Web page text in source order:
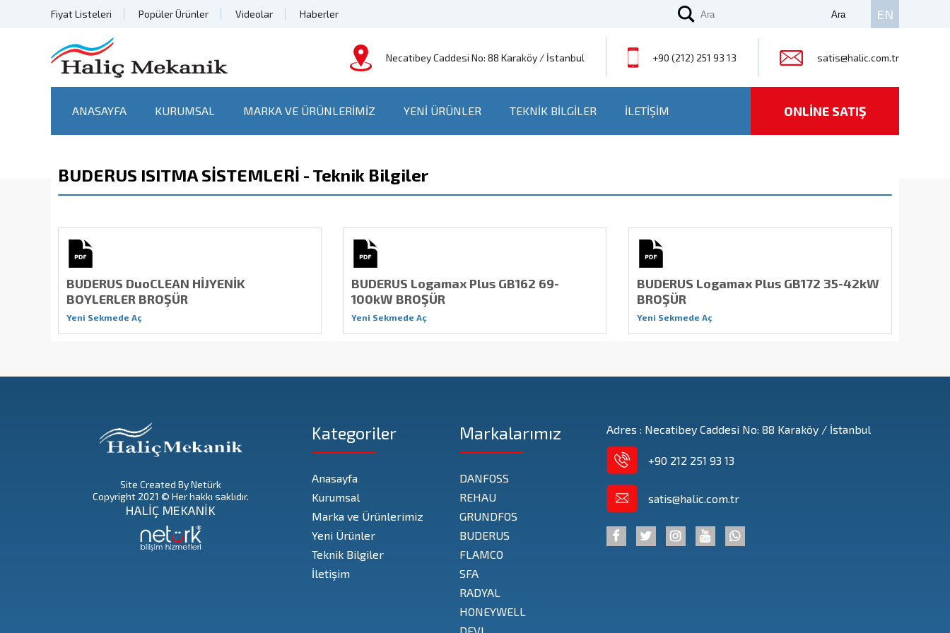
Fiyat Listeleri Popüler Ürünler Videolar Haberler EN
Necatibey Caddesi No: 88 Karaköy / İstanbul +90 (212) 251 93 13 satis@halic.com.tr
ANASAYFA KURUMSAL MARKA VE ÜRÜNLERİMİZ YENİ ÜRÜNLER TEKNİK BİLGİLER İLETİŞİM ONLİNE SATIŞ
BUDERUS ISITMA SİSTEMLERİ - Teknik Bilgiler
BUDERUS DuoCLEAN HİJYENİK
BOYLERLER BROŞÜR
Yeni Sekmede Aç
BUDERUS Logamax Plus GB162 69-
100kW BROŞÜR
Yeni Sekmede Aç
BUDERUS Logamax Plus GB172 35-42kW
BROŞÜR
Yeni Sekmede Aç
Site Created By Netürk
Copyright 2021 © Her hakkı saklıdır.
HALİÇ MEKANİK
Kategoriler
Anasayfa
Kurumsal
Marka ve Ürünlerimiz
Yeni Ürünler
Teknik Bilgiler
İletişim
Markalarımız
DANFOSS
REHAU
GRUNDFOS
BUDERUS
FLAMCO
SFA
RADYAL
HONEYWELL
Adres : Necatibey Caddesi No: 88 Karaköy / İstanbul
+90 212 251 93 13
satis@halic.com.tr